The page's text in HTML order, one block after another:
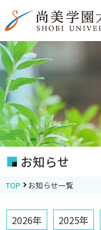
お知らせ
TOP お知らせ一覧
2026年 2025年